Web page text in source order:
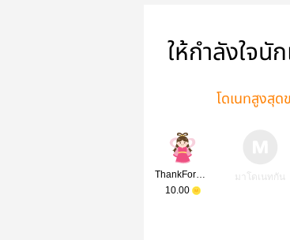
ให้กำลังใจนั
โดเนทสูงสุ
ThankForReading
10.00
มาโดเนทกัน